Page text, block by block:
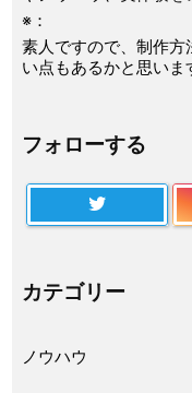
※：
素人ですので、制作方
い点もあるかと思いま
フォローする
カテゴリー
ノウハウ